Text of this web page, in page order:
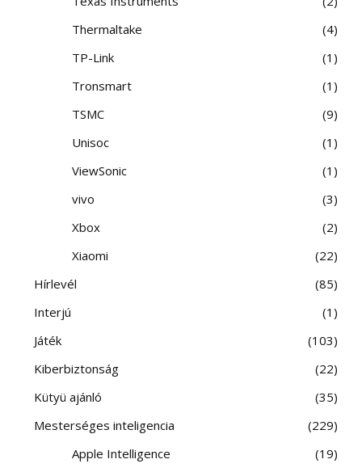
Thermaltake
4
TP-Link
1
Tronsmart
1
TSMC
9
Unisoc
1
ViewSonic
1
vivo
3
Xbox
2
Xiaomi
22
Hírlevél
85
Interjú
1
Játék
103
Kiberbiztonság
22
Kütyü ajánló
35
Mesterséges inteligencia
229
Apple Intelligence
19